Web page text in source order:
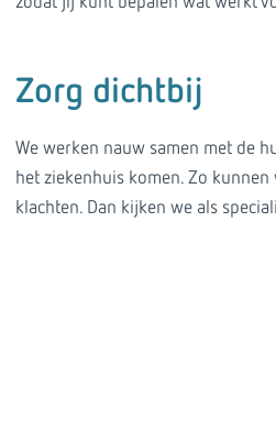
Zorg dichtbij
We werken nauw samen met de
het ziekenhuis komen. Zo
klachten. Dan kijken we als